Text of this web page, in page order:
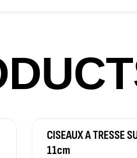
CISEAUX A TRESSE
11cm